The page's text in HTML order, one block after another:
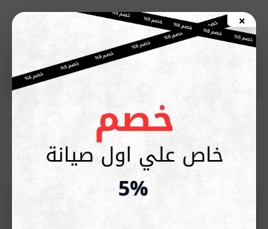
×
إلى
المحتوى
صيانة أفران أريستون